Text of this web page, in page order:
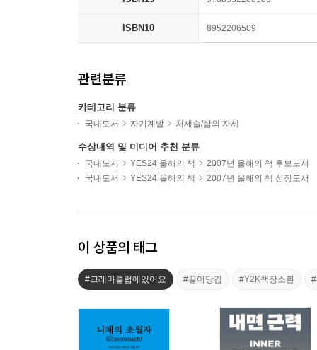
ISBN10 8952206509
관련분류
카테고리 분류
국내도서 자기계발 처세술/삶의 자세
수상내역 및 미디어 추천 분류
국내도서 YES24 올해의 책
2007년 올해의 책 후보도서
국내도서
YES24 올해의 책 2007년 올해의 책 선정도서
이 상품의 태그
#크레마클럽에있어요 #끌어당김 #Y2K책장소환